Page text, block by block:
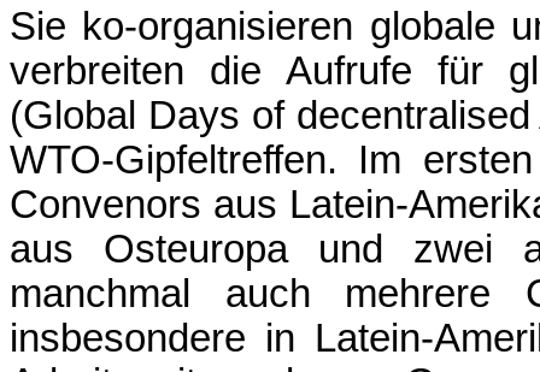
Sie ko-organisieren globale
verbreiten die Aufrufe für
(Global Days of
WTO-Gipfeltreffen. Im
Convenors aus Latein-
aus Osteuropa und zwei
manchmal auch mehrere
insbesondere in Latein-